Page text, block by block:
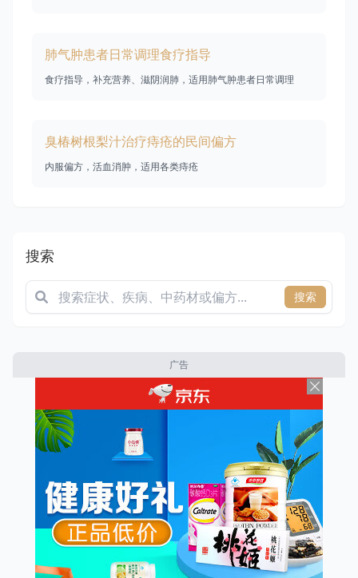
肺气肿患者日常调理食疗指导
食疗指导，补充营养、滋阴润肺，适用肺气肿患者日常调理
臭椿树根梨汁治疗痔疮的民间偏方
内服偏方，活血消肿，适用各类痔疮
搜索
搜索
广告